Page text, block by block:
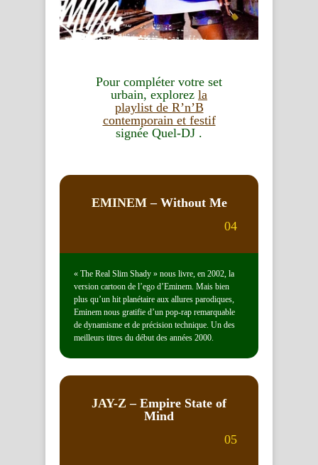
Pour compléter votre set
urbain, explorez la
playlist de R’n’B
contemporain et festif
signée Quel-DJ .
EMINEM– Without Me
04
« The Real Slim Shady » nous livre, en 2002, la
version cartoon de l’ego d’Eminem. Mais bien
plus qu’un hit planétaire aux allures parodiques,
Eminem nous gratifie d’un pop-rap remarquable
de dynamisme et de précision technique. Un des
meilleurs titres du début des années 2000.
JAY-Z – Empire State of
Mind
05